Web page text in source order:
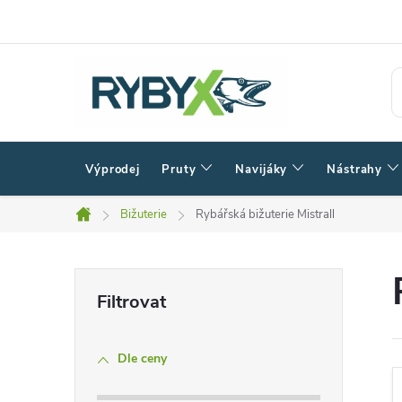
Výprodej Pruty Navijáky Nástrahy
Domů
Bižuterie Rybářská bižuterie Mistrall
Dle ceny